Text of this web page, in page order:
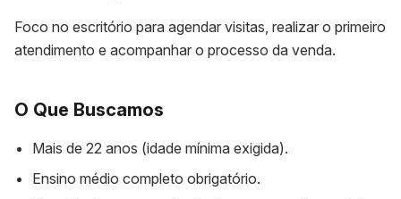
Foco no escritório para agendar visitas, realizar o primeiro
atendimento e acompanhar o processo da venda.
O Que Buscamos
Mais de 22 anos (idade mínima exigida).
Ensino médio completo obrigatório.